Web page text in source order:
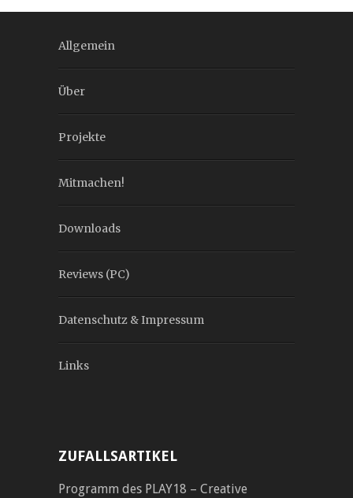
Allgemein
Über
Projekte
Mitmachen!
Downloads
Reviews (PC)
Datenschutz & Impressum
Links
ZUFALLSARTIKEL
Programm des PLAY18 – Creative